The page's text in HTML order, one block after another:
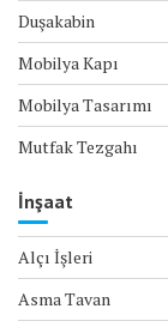
Duşakabin
Mobilya Kapı
Mobilya Tasarımı
Mutfak Tezgahı
İnşaat
Alçı İşleri
Asma Tavan